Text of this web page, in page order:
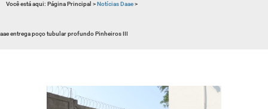
Você está aqui: Página Principal >Notícias Daae>
entrega poço tubular profundo Pinheiros III